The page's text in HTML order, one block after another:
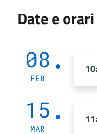
Date e orari
08
FEB
15
MAR